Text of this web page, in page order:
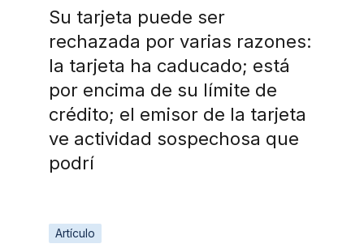
Su tarjeta puede ser
rechazada por varias razones:
la tarjeta ha caducado; está
por encima de su límite de
crédito; el emisor de la tarjeta
ve actividad sospechosa que
podrí
Artículo